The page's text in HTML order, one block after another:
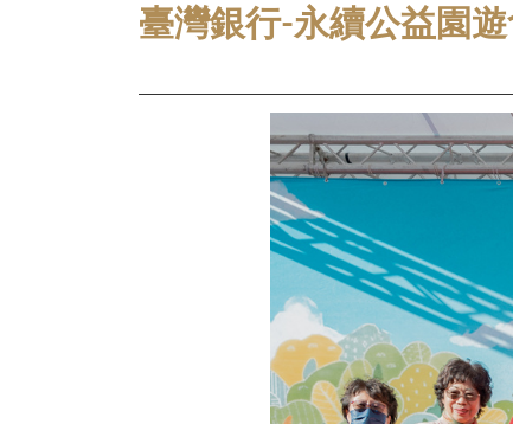
臺灣銀行-永續公益園